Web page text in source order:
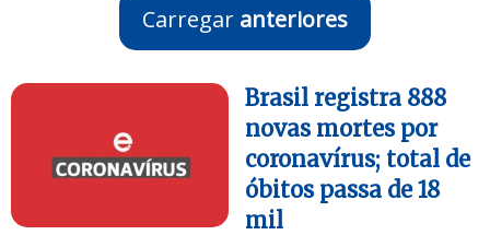
Carregar anteriores
Brasil registra 888
novas mortes por
coronavírus; total de
óbitos passa de 18
mil